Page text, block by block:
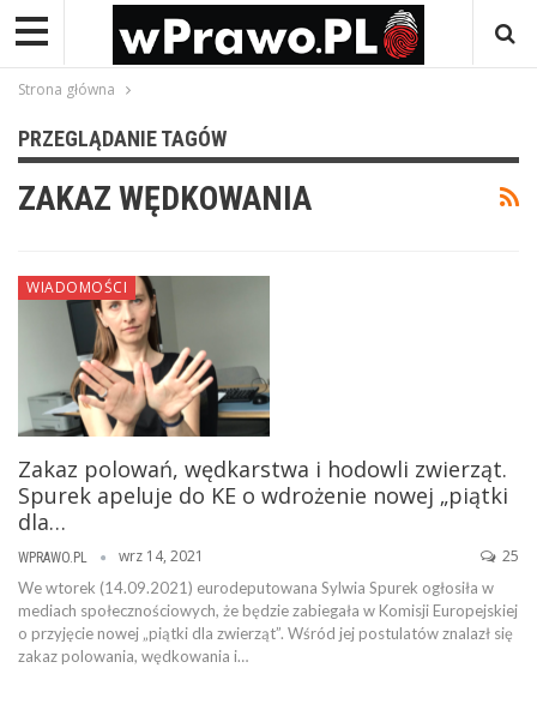
Strona główna
PRZEGLĄDANIE TAGÓW
ZAKAZ WĘDKOWANIA
WIADOMOŚCI
Zakaz polowań, wędkarstwa i hodowli zwierząt.
Spurek apeluje do KE o wdrożenie nowej „piątki
dla…
WPRAWO.PL wrz 14, 2021 25
We wtorek (14.09.2021) eurodeputowana Sylwia Spurek ogłosiła w
mediach społecznościowych, że będzie zabiegała w Komisji Europejskiej
o przyjęcie nowej „piątki dla zwierząt”. Wśród jej postulatów znalazł się
zakaz polowania, wędkowania i…